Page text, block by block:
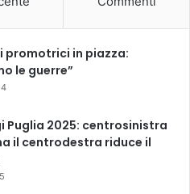
promotrici in piazza:
le guerre”
Puglia 2025: centrosinistra
il centrodestra riduce il